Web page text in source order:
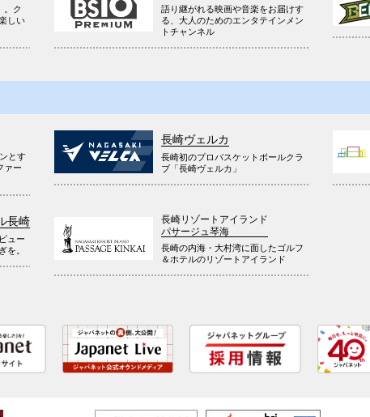
。ク
しい
語り継がれる映画や音楽をお届けす
る、大人のためのエンタテインメン
トチャンネル
とす
ァー
長崎ヴェルカ
長崎初のプロバスケットボールクラ
ブ「長崎ヴェルカ」
長崎
ュー
。
長崎リゾートアイランド
パサージュ琴海
長崎の内海・大村湾に面したゴルフ
＆ホテルのリゾートアイランド